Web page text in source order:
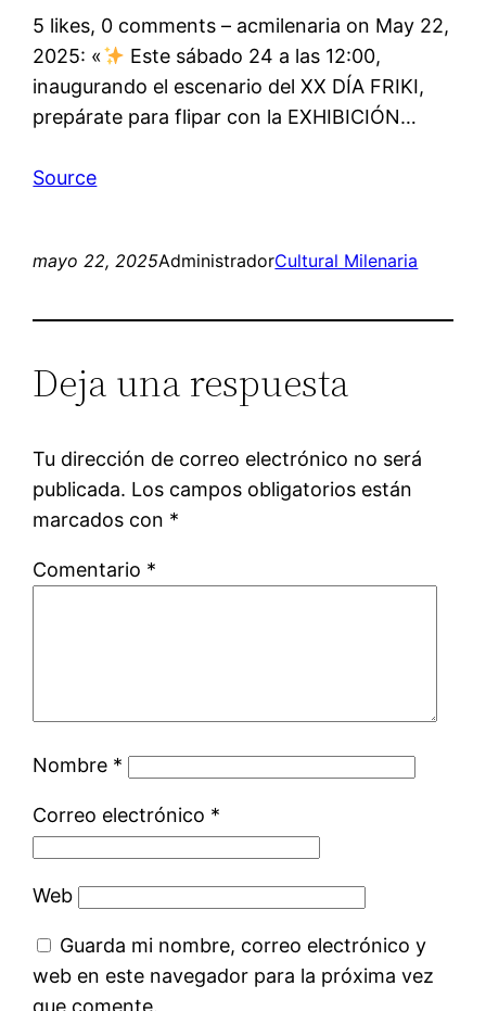
5 likes, 0 comments – acmilenaria on May 22,
2025: «
Este sábado 24 a las 12:00,
inaugurando el escenario del XX DÍA FRIKI,
prepárate para flipar con la EXHIBICIÓN…
Source
mayo 22, 2025AdministradorCultural Milenaria
Deja una respuesta
Tu dirección de correo electrónico no será
publicada. Los campos obligatorios están
marcados con *
Comentario *
Nombre *
Correo electrónico *
Web
Guarda mi nombre, correo electrónico y
web en este navegador para la próxima vez
que comente.